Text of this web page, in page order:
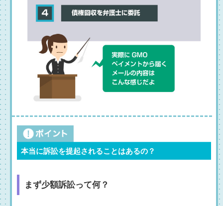
本当に訴訟を提起されることはあるの？
まず少額訴訟って何？